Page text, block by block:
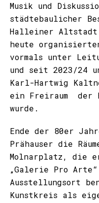
Musik und
städtebaulicher
Halleiner Altstadt
heute
vormals unter
und seit 2023/24
Karl-Hartwig
ein Freiraum der
wurde.
Ende der 80er
Prähauser die
Molnarplatz, die
„Galerie Pro
Ausstellungsort
Kunstkreis als